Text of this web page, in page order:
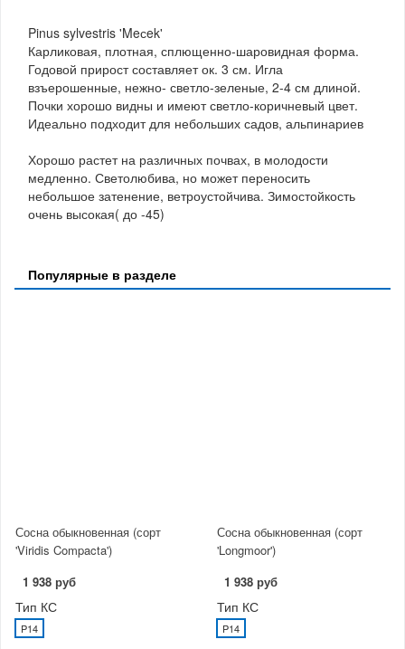
Pinus sylvestris 'Meсek'
Карликовая, плотная, сплющенно-шаровидная форма.
Годовой прирост составляет ок. 3 см. Игла
взъерошенные, нежно- светло-зеленые, 2-4 см длиной.
Почки хорошо видны и имеют светло-коричневый цвет.
Идеально подходит для небольших садов, альпинариев
Хорошо растет на различных почвах, в молодости
медленно. Светолюбива, но может переносить
небольшое затенение, ветроустойчива. Зимостойкость
очень высокая( до -45)
Популярные в разделе
Сосна обыкновенная (сорт
'Viridis Compacta')
1 938 руб
Тип КС
P14
Сосна обыкновенная (сорт
'Longmoor')
1 938 руб
Тип КС
P14